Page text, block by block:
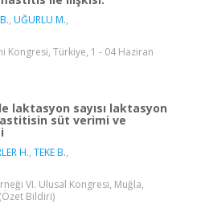
, UĞURLU M.,
Kongresi, Türkiye, 1 - 04 Haziran
laktasyon sayısı laktasyon
süt verimi ve
H., TEKE B.,
VI. Ulusal Kongresi, Muğla,
Bildiri)